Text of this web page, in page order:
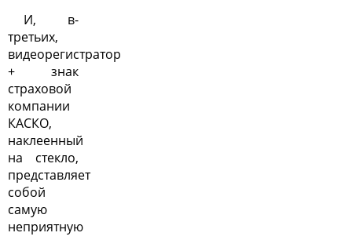
И, в-
третьих,
видеорегистратор
+ знак
страховой
компании
КАСКО,
наклеенный
на стекло,
представляет
собой
самую
неприятную